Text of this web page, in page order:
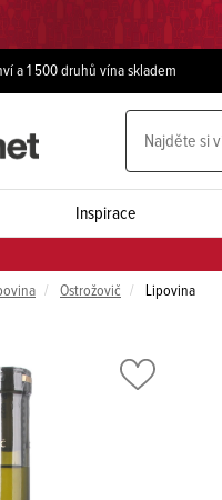
a 1 500 druhů vína skladem
Inspirace
Ostrožovič Lipovina